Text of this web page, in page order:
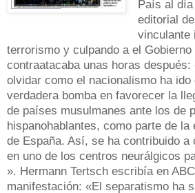
País al
editorial
vinculante
terrorismo y culpando a el
contraatacaba unas horas después:
olvidar como el nacionalismo ha ido
verdadera bomba en favorecer la
de países musulmanes ante los de
hispanohablantes, como parte de la
de España. Así, se ha contribuido a
en uno de los centros neurálgicos
». Hermann Tertsch escribía en
manifestación: «El separatismo ha